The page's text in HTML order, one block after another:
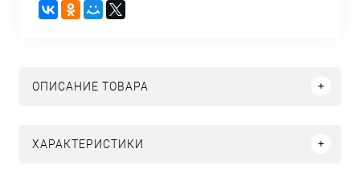
ОПИСАНИЕ ТОВАРА
ХАРАКТЕРИСТИКИ